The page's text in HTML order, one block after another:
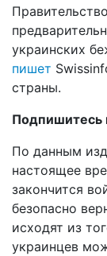
украинских
пишет
страны.
Подпишитесь
По данным
настоящее
закончится
безопасно
исходят из
украинцев